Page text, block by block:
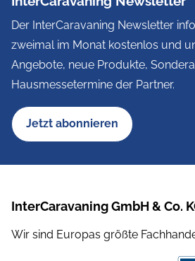
Der InterCaravaning Newsletter
zweimal im Monat kostenlos und
Angebote, neue Produkte,
Hausmessetermine der Partner.
Jetzt abonnieren
InterCaravaning GmbH & Co.
Wir sind Europas größte